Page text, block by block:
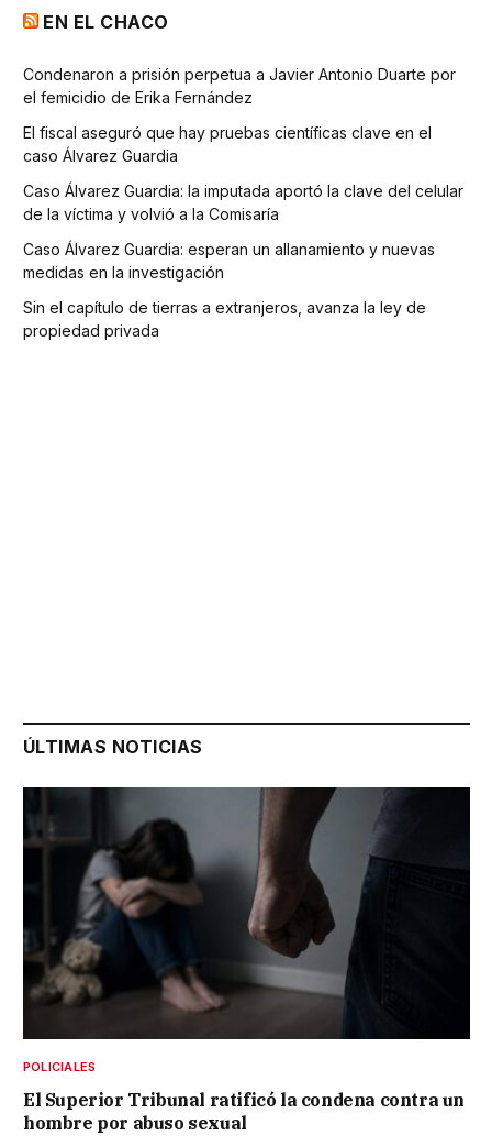
EN EL CHACO
Condenaron a prisión perpetua a Javier Antonio Duarte por
el femicidio de Erika Fernández
El fiscal aseguró que hay pruebas científicas clave en el
caso Álvarez Guardia
Caso Álvarez Guardia: la imputada aportó la clave del celular
de la víctima y volvió a la Comisaría
Caso Álvarez Guardia: esperan un allanamiento y nuevas
medidas en la investigación
Sin el capítulo de tierras a extranjeros, avanza la ley de
propiedad privada
ÚLTIMAS NOTICIAS
POLICIALES
El Superior Tribunal ratificó la condena contra un
hombre por abuso sexual